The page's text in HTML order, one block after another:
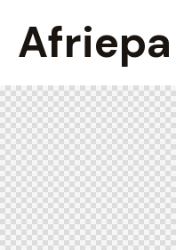
Afriepa